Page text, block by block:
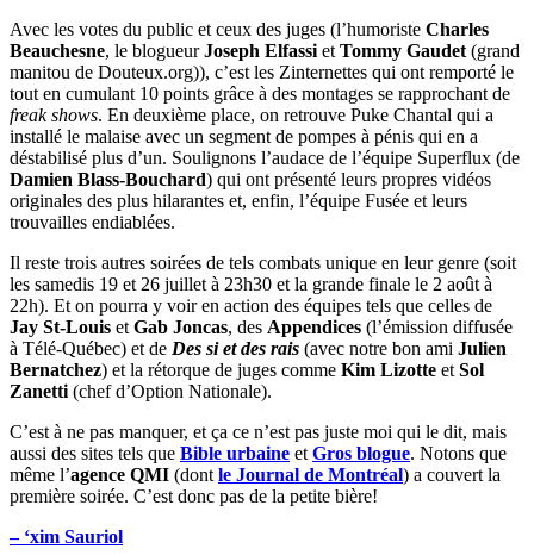
Avec les votes du public et ceux des juges (l’humoriste Charles
Beauchesne, le blogueurJoseph Elfassi et Tommy Gaudet (grand
manitou de Douteux.org)), c’est les Zinternettes qui ont remporté le
tout en cumulant 10 points grâce à des montages se rapprochant de
freak shows. En deuxième place, on retrouve Puke Chantal qui a
installé le malaise avec un segment de pompes à pénis qui en a
déstabilisé plus d’un. Soulignons l’audace de l’équipe Superflux (de
Damien Blass-Bouchard) qui ont présenté leurs propres vidéos
originales des plus hilarantes et, enfin, l’équipe Fusée et leurs
trouvailles endiablées.
Il reste trois autres soirées de tels combats unique en leur genre (soit
les samedis 19 et 26 juillet à 23h30 et la grande finale le 2 août à
22h). Et on pourra y voir en action des équipes tels que celles de
Jay St-Louis et Gab Joncas, des Appendices (l’émission diffusée
à Télé-Québec) et de Des si et des rais (avec notre bon ami Julien
Bernatchez) et la rétorque de juges comme Kim Lizotte et Sol
Zanetti (chef d’Option Nationale).
C’est à ne pas manquer, et ça ce n’est pas juste moi qui le dit, mais
aussi des sites tels que Bible urbaine et Gros blogue. Notons que
même l’agence QMI (dont le Journal de Montréal) a couvert la
première soirée. C’est donc pas de la petite bière!
– ‘xim Sauriol